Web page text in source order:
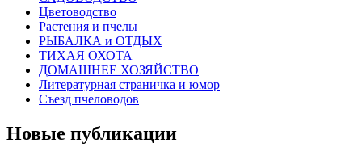
Цветоводство
Растения и пчелы
РЫБАЛКА и ОТДЫХ
ТИХАЯ ОХОТА
ДОМАШНЕЕ ХОЗЯЙСТВО
Литературная страничка и юмор
Съезд пчеловодов
Новые публикации